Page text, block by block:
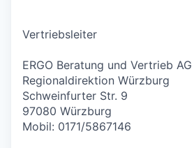
Vertriebsleiter
ERGO Beratung und Vertrieb AG
Regionaldirektion Würzburg
Schweinfurter Str. 9
97080 Würzburg
Mobil: 0171/5867146